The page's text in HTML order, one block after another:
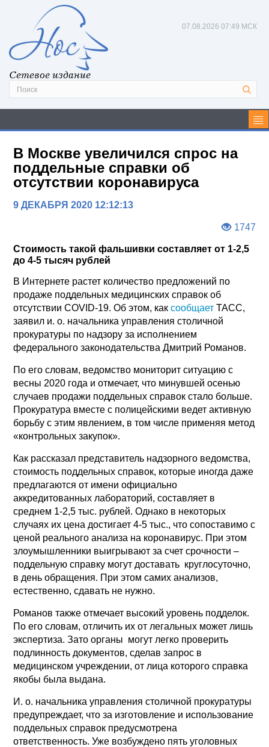
Сетевое издание
07.08.2026 07:49 МСК
В Москве увеличился спрос на
поддельные справки об
отсутствии коронавируса
9 ДЕКАБРЯ 2020 12:12:13
1747
Стоимость такой фальшивки составляет от 1-2,5
до 4-5 тысяч рублей
В Интернете растет количество предложений по
продаже поддельных медицинских справок об
отсутствии COVID-19. Об этом, каксообщает ТАСС,
заявил и. о. начальника управления столичной
прокуратуры по надзору за исполнением
федерального законодательства Дмитрий Романов.
По его словам, ведомство мониторит ситуацию с
весны 2020 года и отмечает, что минувшей осенью
случаев продажи поддельных справок стало больше.
Прокуратура вместе с полицейскими ведет активную
борьбу с этим явлением, в том числе применяя метод
«контрольных закупок».
Как рассказал представитель надзорного ведомства,
стоимость поддельных справок, которые иногда даже
предлагаются от имени официально
аккредитованных лабораторий, составляет в
среднем 1-2,5 тыс. рублей. Однако в некоторых
случаях их цена достигает 4-5 тыс., что сопоставимо с
ценой реального анализа на коронавирус. При этом
злоумышленники выигрывают за счет срочности –
поддельную справку могут доставать круглосуточно,
в день обращения. При этом самих анализов,
естественно, сдавать не нужно.
Романов также отмечает высокий уровень подделок.
По его словам, отличить их от легальных может лишь
экспертиза. Зато органы могут легко проверить
подлинность документов, сделав запрос в
медицинском учреждении, от лица которого справка
якобы была выдана.
И. о. начальника управления столичной прокуратуры
предупреждает, что за изготовление и использование
поддельных справок предусмотрена
ответственность. Уже возбуждено пять уголовных